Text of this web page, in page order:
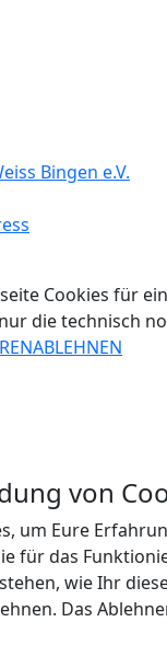
Bingen e.V.
Cookies für
die technisch
ABLEHNEN
von
um Eure
für das
wie Ihr
Das